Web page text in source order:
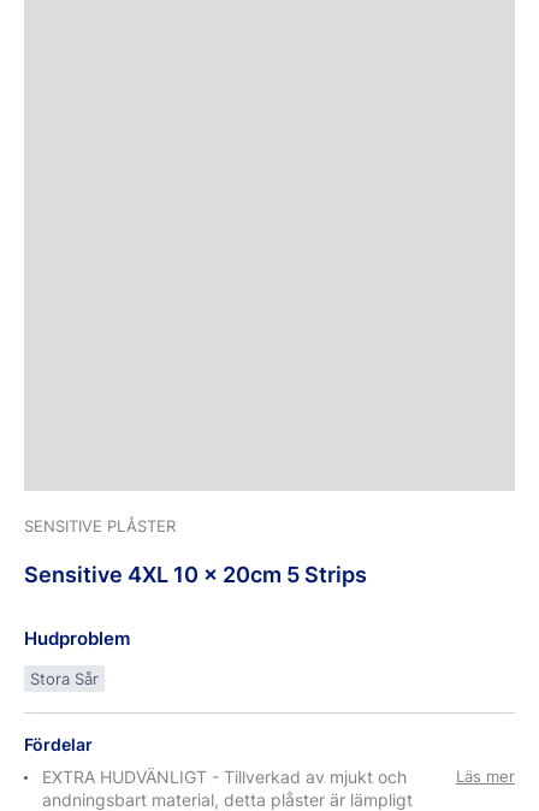
SENSITIVE PLÅSTER
Sensitive 4XL 10 x 20cm 5 Strips
Hudproblem
Stora Sår
Fördelar
EXTRA HUDVÄNLIGT - Tillverkad av mjukt och
andningsbart material, detta plåster är lämpligt
Läs mer